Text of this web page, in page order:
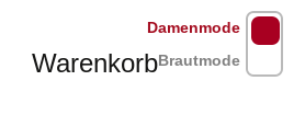
Damenmode
Brautmode
Warenkorb